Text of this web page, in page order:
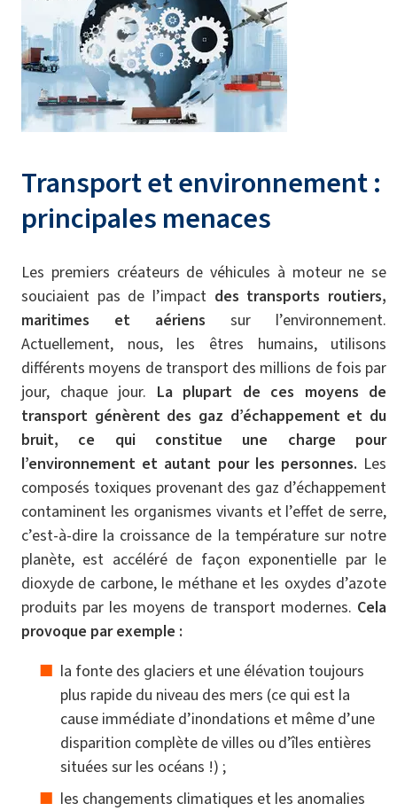
Transport et environnement :
principales menaces
Les premiers créateurs de véhicules à moteur ne se
souciaient pas de l’impact des transports routiers,
maritimes et aériens sur l’environnement.
Actuellement, nous, les êtres humains, utilisons
différents moyens de transport des millions de fois par
jour, chaque jour. La plupart de ces moyens de
transport génèrent des gaz d’échappement et du
bruit, ce qui constitue une charge pour
l’environnement et autant pour les personnes. Les
composés toxiques provenant des gaz d’échappement
contaminent les organismes vivants et l’effet de serre,
c’est-à-dire la croissance de la température sur notre
planète, est accéléré de façon exponentielle par le
dioxyde de carbone, le méthane et les oxydes d’azote
produits par les moyens de transport modernes. Cela
provoque par exemple :
la fonte des glaciers et une élévation toujours
plus rapide du niveau des mers (ce qui est la
cause immédiate d’inondations et même d’une
disparition complète de villes ou d’îles entières
situées sur les océans !) ;
les changements climatiques et les anomalies